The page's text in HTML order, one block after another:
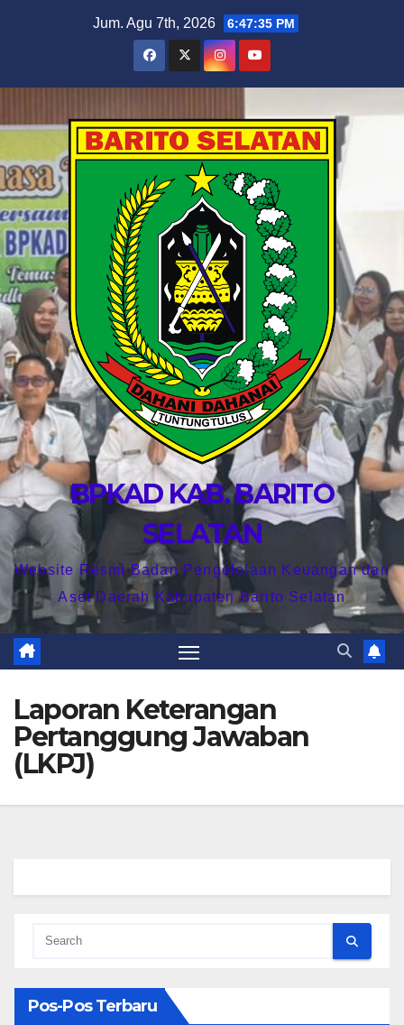
Jum. Agu 7th, 2026 6:47:36 PM
BPKAD KAB. BARITO
SELATAN
Website Resmi Badan Pengelolaan Keuangan dan
Aset Daerah Kabupaten Barito Selatan
Laporan Keterangan
Pertanggung Jawaban
(LKPJ)
Pos-Pos Terbaru